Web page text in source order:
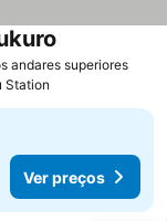
andares superiores
Station
Ver preços